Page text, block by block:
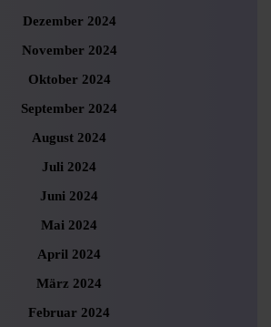
Dezember 2024
November 2024
Oktober 2024
September 2024
August 2024
Juli 2024
Juni 2024
Mai 2024
April 2024
März 2024
Februar 2024